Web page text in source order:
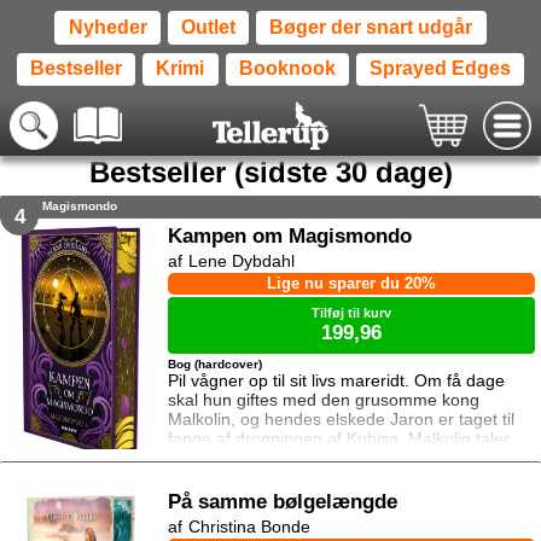
Nyheder Outlet Bøger der snart udgår
Bestseller Krimi Booknook Sprayed Edges
Bestseller (sidste 30 dage)
4 Magismondo
Kampen om Magismondo
Pil vågner op til sit livs mareridt. Om få dage
skal hun giftes med den grusomme kong
Malkolin, og hendes elskede Jaron er taget til
fange af dronningen af Kubisa. Malkolin taler
over sig, og Pil finder ud af at hun har en fjern
det hendes mulighed for at undgå brylluppet og
skabe en hemmelig alliance, så hun kan stoppe
Malkolins vanvittige plan om at bringe dragerne
Bog (hardcover)
Lige nu sparer du 20%
Lene Dybdahl
Tilføj til kurv
199,96
På samme bølgelængde
Christina Bonde